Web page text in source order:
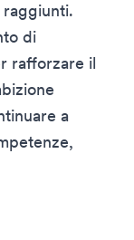
di
rafforzare il
a